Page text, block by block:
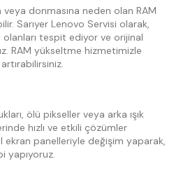
veya donmasına neden olan RAM
Sarıyer Lenovo Servisi olarak,
olanları tespit ediyor ve orijinal
RAM yükseltme hizmetimizle
ölü pikseller veya arka ışık
hızlı ve etkili çözümler
ekran panelleriyle değişim yaparak,
yapıyoruz.